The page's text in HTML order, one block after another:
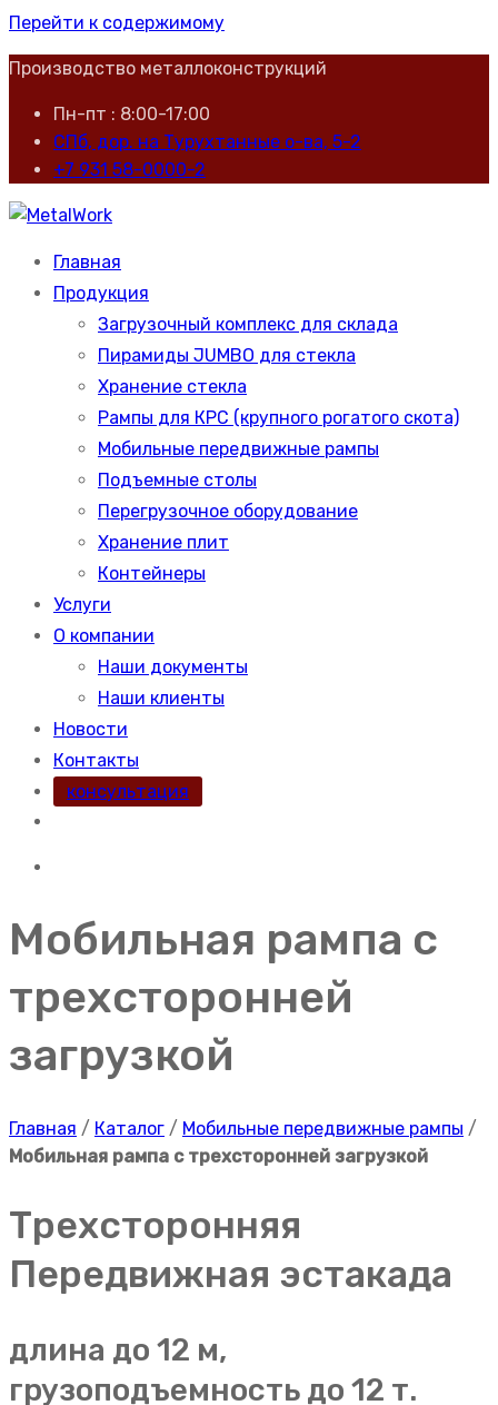
Перейти к содержимому
Производство металлоконструкций
Пн-пт : 8:00-17:00
СПб, дор. на Турухтанные о-ва, 5-2
+7 931 58-0000-2
MetalWork
Производство металлоконструкций
Главная
Продукция
Загрузочный комплекс для склада
Пирамиды JUMBO для стекла
Хранение стекла
Рампы для КРС (крупного рогатого скота)
Мобильные передвижные рампы
Подъемные столы
Перегрузочное оборудование
Хранение плит
Контейнеры
Услуги
О компании
Наши документы
Наши клиенты
Новости
Контакты
консультация
Мобильная рампа с
трехсторонней
загрузкой
Главная / Каталог / Мобильные передвижные рампы /
Мобильная рампа с трехсторонней загрузкой
Трехсторонняя
Передвижная эстакада
длина до 12 м,
грузоподъемность до 12 т.